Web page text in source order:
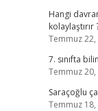
Hangi
kolaylaştırır
Temmuz 22,
7. sınıfta
Temmuz 20,
Saraçoğlu
Temmuz 18,